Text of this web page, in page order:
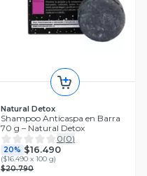
Natural Detox
Shampoo Anticaspa en Barra
70 g – Natural Detox
0(0)
20% $16.490
($16.490 x 100 g)
$20.790